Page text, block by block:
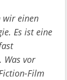
wir einen
Es ist eine
Was vor
Film